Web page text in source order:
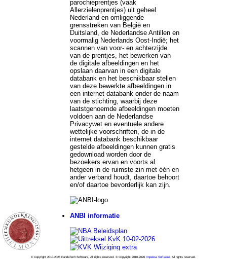
parochieprentjes (vaak
Allerzielenprentjes) uit geheel
Nederland en omliggende
grensstreken van België en
Duitsland, de Nederlandse Antillen en
voormalig Nederlands Oost-Indië; het
scannen van voor- en achterzijde
van de prentjes, het bewerken van
de digitale afbeeldingen en het
opslaan daarvan in een digitale
databank en het beschikbaar stellen
van deze bewerkte afbeeldingen in
een internet databank onder de naam
van de stichting, waarbij deze
laatstgenoemde afbeeldingen moeten
voldoen aan de Nederlandse
Privacywet en eventuele andere
wettelijke voorschriften, de in de
internet databank beschikbaar
gestelde afbeeldingen kunnen gratis
gedownload worden door de
bezoekers ervan en voorts al
hetgeen in de ruimste zin met één en
ander verband houdt, daartoe behoort
en/of daartoe bevorderlijk kan zijn.
ANBI informatie
© Copyright 2010-2026 PandaTech Software, All rights reserved. © Copyright 2010-2026 Impeesa Software, All rights reserved.